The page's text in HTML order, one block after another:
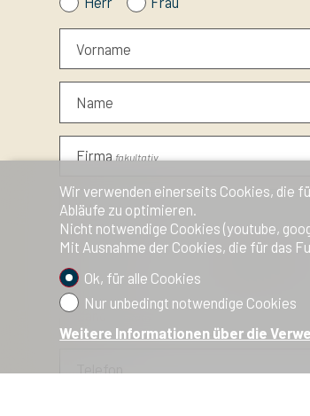
Vorname
Name
Firmafakultativ
Adressefakultativ
Land
Wir verwenden einerseits Cookies, die
Abläufe zu optimieren.
Nicht notwendige Cookies (youtube,
Mit Ausnahme der Cookies, die für das
Ok, für alle Cookies
Nur unbedingt notwendige Cookies
Weitere Informationen über die